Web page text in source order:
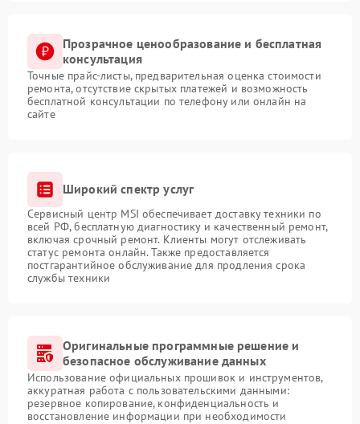
Прозрачное ценообразование и бесплатная
консультация
Точные прайс-листы, предварительная оценка стоимости
ремонта, отсутствие скрытых платежей и возможность
бесплатной консультации по телефону или онлайн на
сайте
Широкий спектр услуг
Сервисный центр MSI обеспечивает доставку техники по
всей РФ, бесплатную диагностику и качественный ремонт,
включая срочный ремонт. Клиенты могут отслеживать
статус ремонта онлайн. Также предоставляется
постгарантийное обслуживание для продления срока
службы техники
Оригинальные программные решение и
безопасное обслуживание данных
Использование официальных прошивок и инструментов,
аккуратная работа с пользовательскими данными:
резервное копирование, конфиденциальность и
восстановление информации при необходимости